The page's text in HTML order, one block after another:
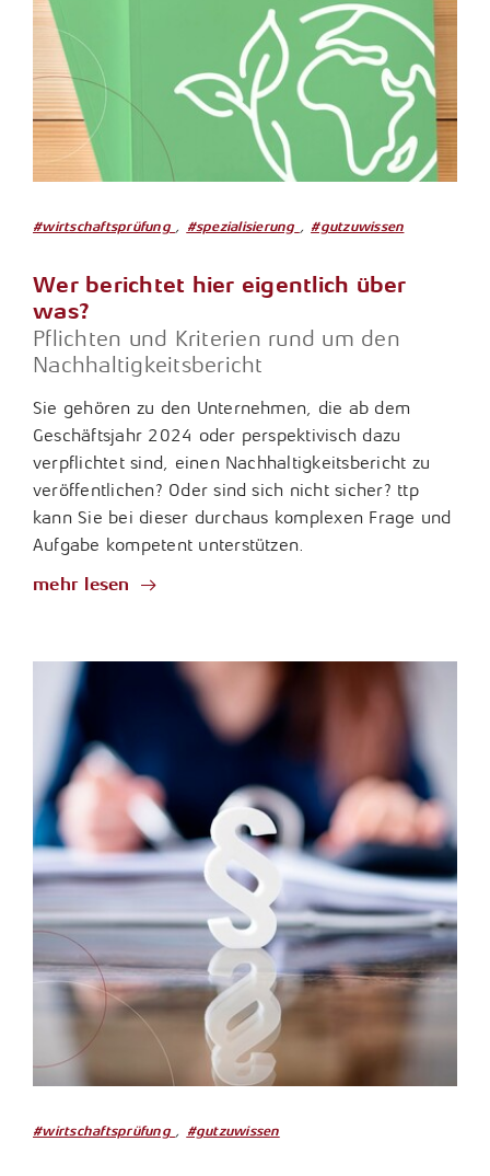
#wirtschaftsprüfung , #spezialisierung , #gutzuwissen
Wer berichtet hier eigentlich über
was?
Pflichten und Kriterien rund um den
Nachhaltigkeitsbericht
Sie gehören zu den Unternehmen, die ab dem
Geschäftsjahr 2024 oder perspektivisch dazu
verpflichtet sind, einen Nachhaltigkeitsbericht zu
veröffentlichen? Oder sind sich nicht sicher? ttp
kann Sie bei dieser durchaus komplexen Frage und
Aufgabe kompetent unterstützen.
mehr lesen
#wirtschaftsprüfung , #gutzuwissen